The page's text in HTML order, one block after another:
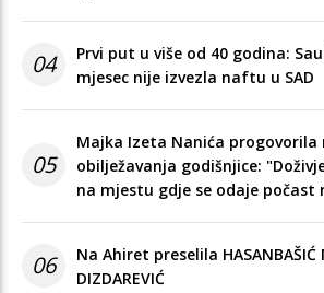
04
Prvi put u više od 40 godina:
mjesec nije izvezla naftu u SAD
05
Majka Izeta Nanića progovorila
obilježavanja godišnjice:
na mjestu gdje se odaje počast
06
Na Ahiret preselila HASANBAŠIĆ
DIZDAREVIĆ